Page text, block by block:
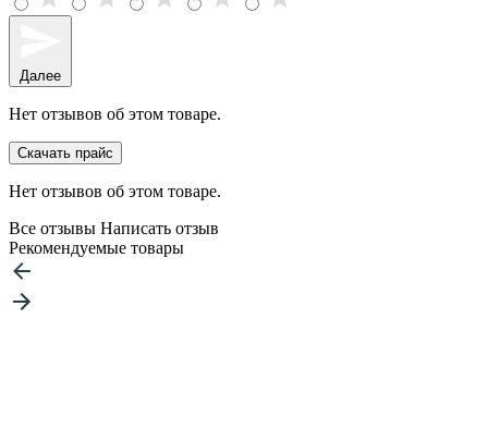
Далее
Нет отзывов об этом товаре.
Скачать прайс
Нет отзывов об этом товаре.
Все отзывы Написать отзыв
Рекомендуемые товары